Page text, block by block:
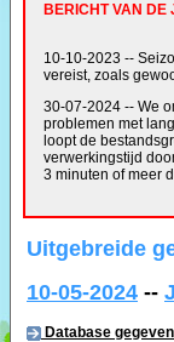
BERICHT VAN DE
10-10-2023 --
vereist, zoals
30-07-2024 -- We
problemen met
loopt de
verwerkingstijd
3 minuten of meer
Uitgebreide
10-05-2024 --
Database